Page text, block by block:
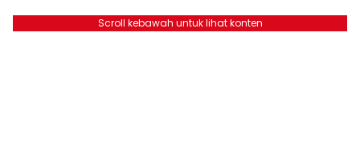
Scroll kebawah untuk lihat konten